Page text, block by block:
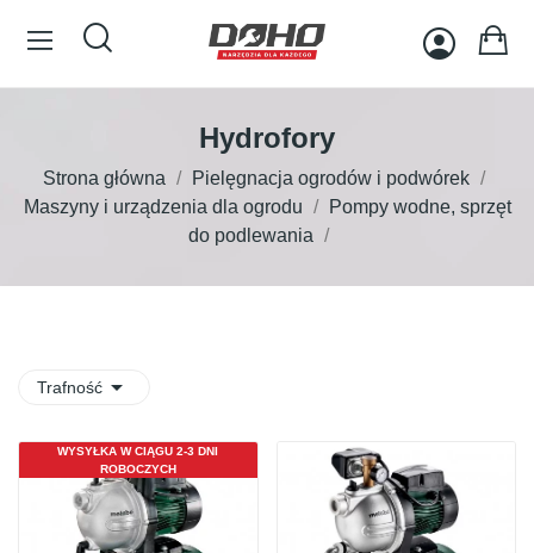
Hydrofory
Strona główna
Pielęgnacja ogrodów i podwórek
Maszyny i urządzenia dla ogrodu
Pompy wodne, sprzęt
do podlewania
Trafność 
WYSYŁKA W CIĄGU 2-3 DNI
ROBOCZYCH